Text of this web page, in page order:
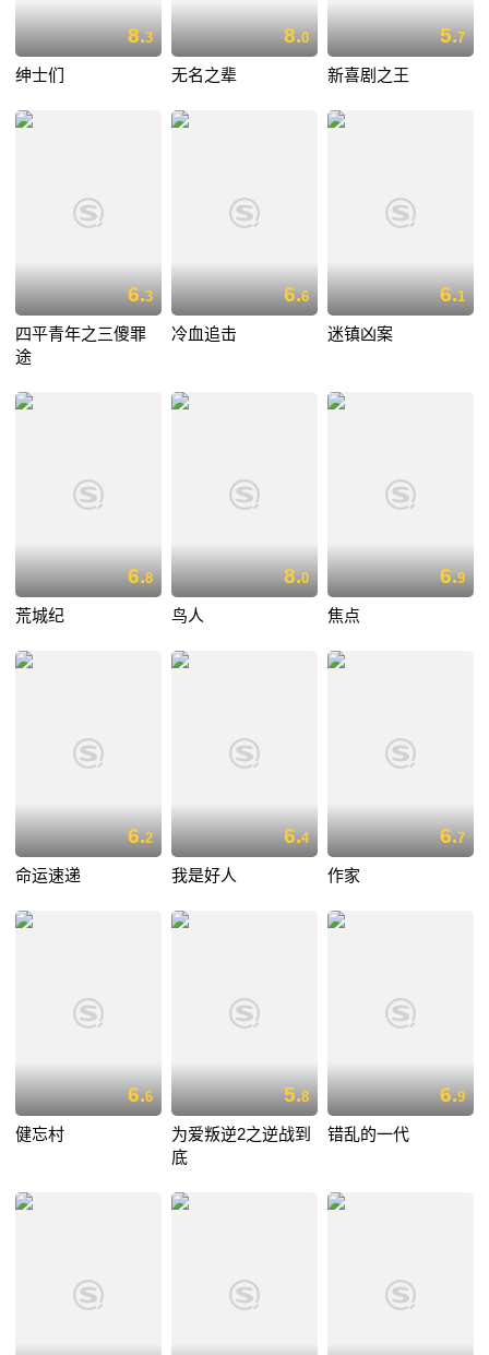
8.3
绅士们
8.0
无名之辈
5.7
新喜剧之王
6.3
四平青年之三傻罪
途
6.6
冷血追击
6.1
迷镇凶案
6.8
荒城纪
8.0
鸟人
6.9
焦点
6.2
命运速递
6.4
我是好人
6.7
作家
6.6
健忘村
5.8
为爱叛逆2之逆战到
底
6.9
错乱的一代